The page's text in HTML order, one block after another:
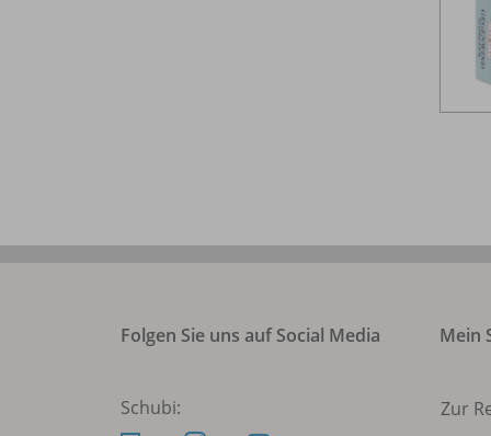
Folgen Sie uns auf Social Media
Schubi:
Mein
Zur